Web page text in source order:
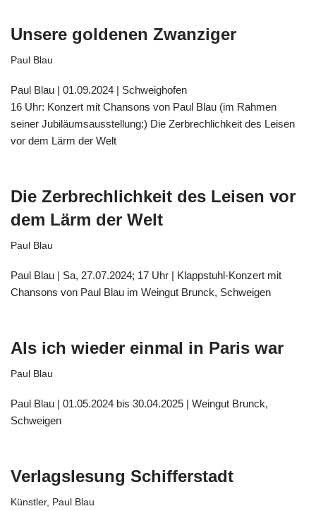
Unsere goldenen Zwanziger
Paul Blau
Paul Blau | 01.09.2024 | Schweighofen
16 Uhr: Konzert mit Chansons von Paul Blau (im Rahmen
seiner Jubiläumsausstellung:) Die Zerbrechlichkeit des Leisen
vor dem Lärm der Welt
Die Zerbrechlichkeit des Leisen vor
dem Lärm der Welt
Paul Blau
Paul Blau | Sa, 27.07.2024; 17 Uhr | Klappstuhl-Konzert mit
Chansons von Paul Blau im Weingut Brunck, Schweigen
Als ich wieder einmal in Paris war
Paul Blau
Paul Blau | 01.05.2024 bis 30.04.2025 | Weingut Brunck,
Schweigen
Verlagslesung Schifferstadt
Künstler, Paul Blau